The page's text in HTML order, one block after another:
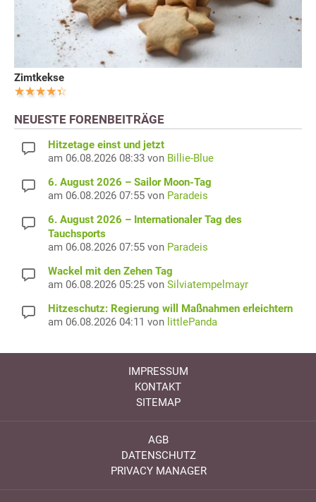
Zimtkekse
NEUESTE FORENBEITRÄGE
Hitzetage einst und jetzt
am 06.08.2026 08:33 von Billie-Blue
6. August 2026 – Sailor Moon-Tag
am 06.08.2026 07:55 von Paradeis
6. August 2026 – Internationaler Tag des
Tauchsports
am 06.08.2026 07:55 von Paradeis
Wackel mit den Zehen Tag
am 06.08.2026 05:25 von Silviatempelmayr
Hitzeschutz: Regierung will Maßnahmen erleichtern
am 06.08.2026 04:11 von littlePanda
IMPRESSUM
KONTAKT
SITEMAP
AGB
DATENSCHUTZ
PRIVACY MANAGER